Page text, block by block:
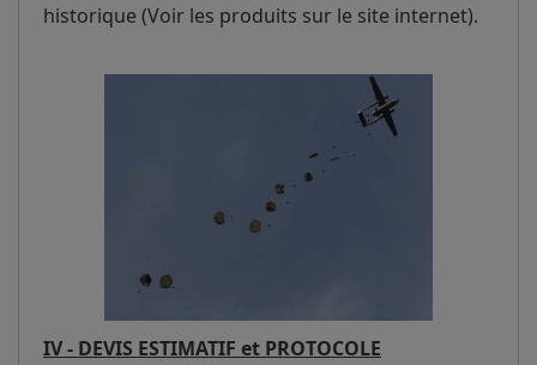
historique (Voir les produits sur le site internet).
IV - DEVIS ESTIMATIF et PROTOCOLE